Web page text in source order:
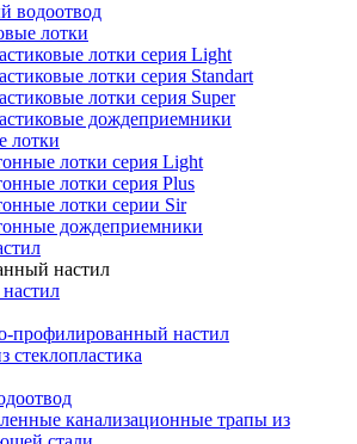
водоотвод
лотки
лотки серия Light
лотки серия Standart
лотки серия Super
дождеприемники
лотки
лотки серия Light
лотки серия Plus
лотки серии Sir
дождеприемники
настил
профилированный настил
стеклопластика
канализационные трапы из